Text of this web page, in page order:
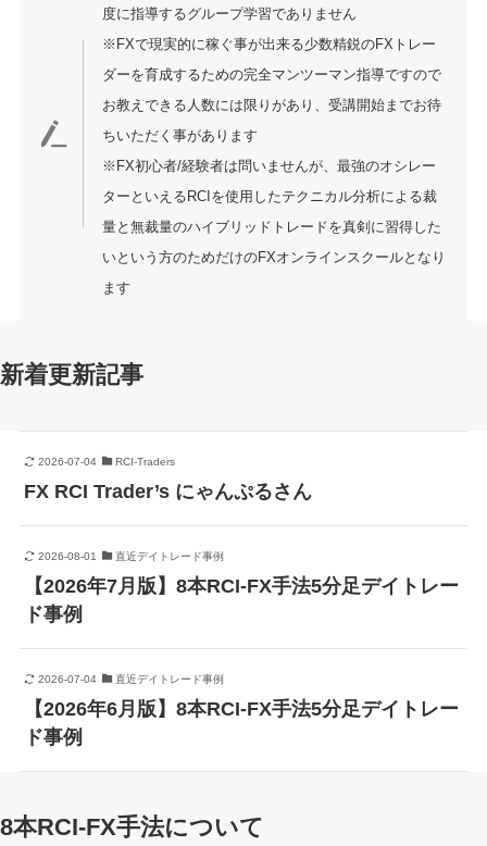
度に指導するグループ学習でありません
※FXで現実的に稼ぐ事が出来る少数精鋭のFXトレー
ダーを育成するための完全マンツーマン指導ですので
お教えできる人数には限りがあり、受講開始までお待
ちいただく事があります
※FX初心者/経験者は問いませんが、最強のオシレー
ターといえるRCIを使用したテクニカル分析による裁
量と無裁量のハイブリッドトレードを真剣に習得した
いという方のためだけのFXオンラインスクールとなり
ます
新着更新記事
2026-07-04 RCI-Traders
FX RCI Trader’s にゃんぷるさん
2026-08-01 直近デイトレード事例
【2026年7月版】8本RCI-FX手法5分足デイトレー
ド事例
2026-07-04 直近デイトレード事例
【2026年6月版】8本RCI-FX手法5分足デイトレー
ド事例
8本RCI-FX手法について